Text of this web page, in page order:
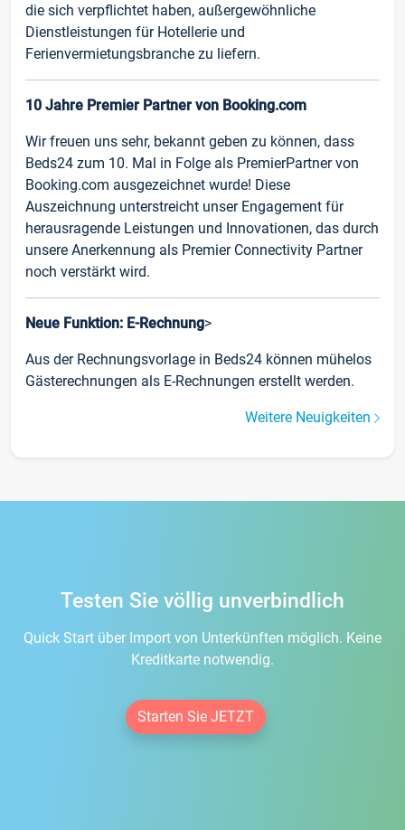
die sich verpflichtet haben, außergewöhnliche
Dienstleistungen für Hotellerie und
Ferienvermietungsbranche zu liefern.
10 Jahre Premier Partner von Booking.com
Wir freuen uns sehr, bekannt geben zu können, dass
Beds24 zum 10. Mal in Folge als PremierPartner von
Booking.com ausgezeichnet wurde! Diese
Auszeichnung unterstreicht unser Engagement für
herausragende Leistungen und Innovationen, das durch
unsere Anerkennung als Premier Connectivity Partner
noch verstärkt wird.
Neue Funktion: E-Rechnung>
Aus der Rechnungsvorlage in Beds24 können mühelos
Gästerechnungen als E-Rechnungen erstellt werden.
Weitere Neuigkeiten
Testen Sie völlig unverbindlich
Quick Start über Import von Unterkünften möglich. Keine
Kreditkarte notwendig.
Starten Sie JETZT